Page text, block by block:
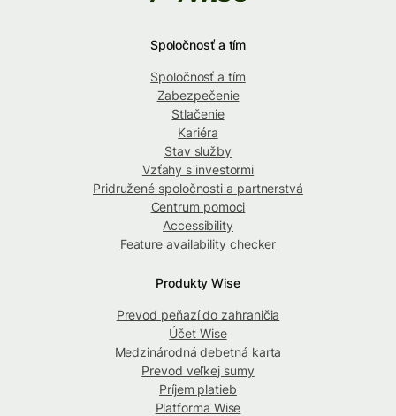
Spoločnosť a tím
Spoločnosť a tím
Zabezpečenie
Stlačenie
Kariéra
Stav služby
Vzťahy s investormi
Pridružené spoločnosti a partnerstvá
Centrum pomoci
Accessibility
Feature availability checker
Produkty Wise
Prevod peňazí do zahraničia
Účet Wise
Medzinárodná debetná karta
Prevod veľkej sumy
Príjem platieb
Platforma Wise